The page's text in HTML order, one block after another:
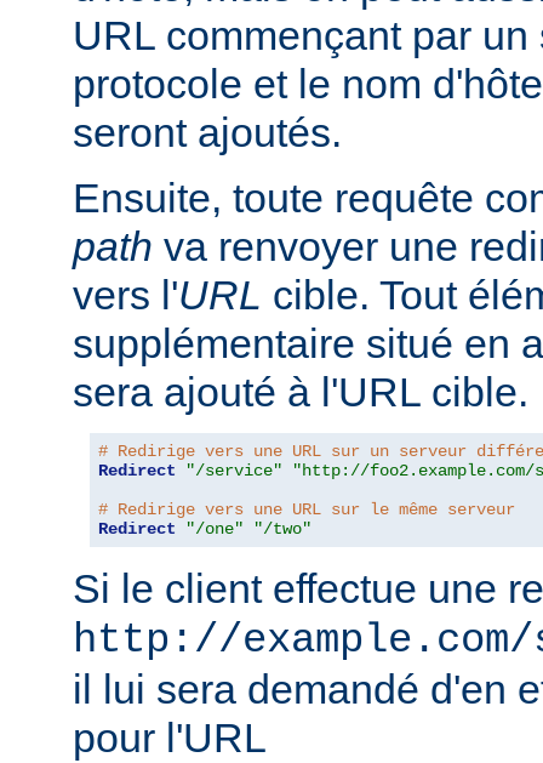
URL commençant par
protocole et le nom
seront ajoutés.
Ensuite, toute requête
path va renvoyer une
vers l'URL cible. Tout
supplémentaire situé en
sera ajouté à l'URL cible.
# Redirige vers une URL sur un serveur
Redirect
"/service"
"http://foo2.example.com/
# Redirige vers une URL sur le même serveur
Redirect
"/one" "/two"
Si le client effectue une
http://
il lui sera demandé d'en
pour l'URL